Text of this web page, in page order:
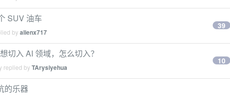
SUV 油车
byalienx717
39
切入 AI 领域，怎么切入？
replied byTArysiyehua
10
的乐器